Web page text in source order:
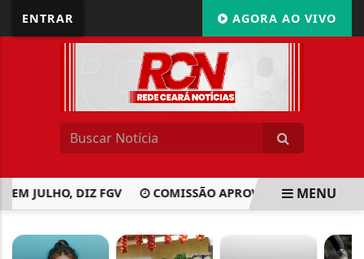
ENTRAR AGORA AO VIVO
EM JULHO, DIZ FGV COMISSÃO APROVA PRIORIDADE
MENU